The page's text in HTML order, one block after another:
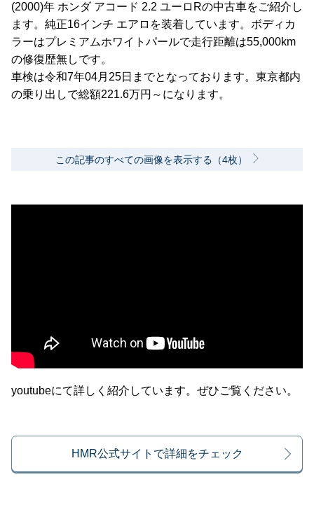
(2000)年 ホンダ アコード 2.2 ユーロRの中古車をご紹介し
ます。純正16インチ エアロを装着しています。ボディカ
ラーはプレミアムホワイトパールで走行距離は55,000km
の修復歴無しです。
車検は令和7年04月25日までとなっております。東京都内
の乗り出しで総額221.6万円～になります。
この記事のすべての画像を表示する（4枚）
youtubeにて詳しく紹介しています。ぜひご覧ください。
HMR公式サイトで詳細をチェック